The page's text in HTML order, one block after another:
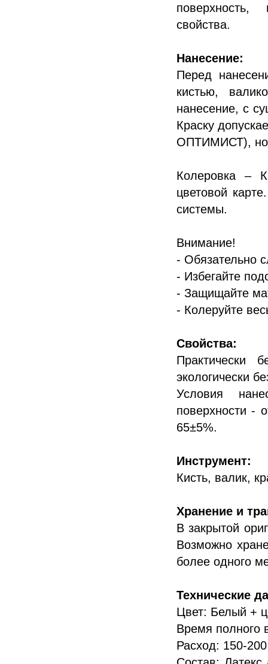
свойства.
Нанесение:
Перед
кистью,
нанесение, с
Краску
ОПТИМИСТ), но
Колеровка –
цветовой
системы.
Внимание!
- Обязательно
- Избегайте
- Защищайте
- Колеруйте
Свойства:
Практически
экологически
Условия
поверхности -
65±5%.
Инструмент:
Кисть, валик,
Хранение и
В закрытой
Возможно
более одного
Технические
Цвет: Белый +
Время полного
Расход: 150-